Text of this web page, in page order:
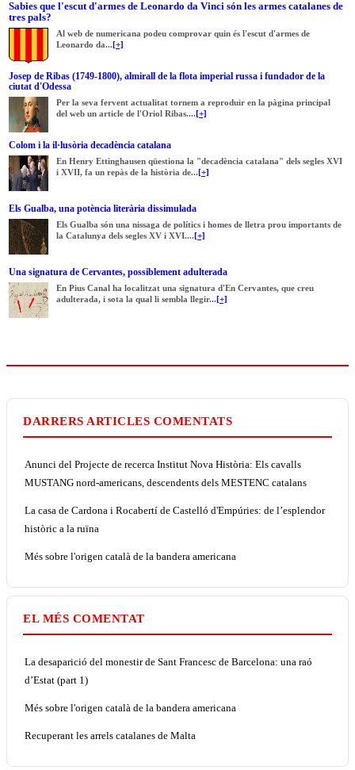
Sabies que l'escut d'armes de Leonardo da Vinci són les armes catalanes de
tres pals?
Al web de numericana podeu comprovar quin és l'escut d'armes de
Leonardo da...[+]
Josep de Ribas (1749-1800), almirall de la flota imperial russa i fundador de la
ciutat d'Odessa
Per la seva fervent actualitat tornem a reproduir en la pàgina principal
del web un article de l'Oriol Ribas....[+]
Colom i la il·lusòria decadència catalana
En Henry Ettinghausen qüestiona la "decadència catalana" dels segles XVI
i XVII, fa un repàs de la història de...[+]
Els Gualba, una potència literària dissimulada
Els Gualba són una nissaga de polítics i homes de lletra prou importants de
la Catalunya dels segles XV i XVI....[+]
Una signatura de Cervantes, possiblement adulterada
En Pius Canal ha localitzat una signatura d'En Cervantes, que creu
adulterada, i sota la qual li sembla llegir...[+]
DARRERS ARTICLES COMENTATS
Anunci del Projecte de recerca Institut Nova Història: Els cavalls
MUSTANG nord-americans, descendents dels MESTENC catalans
La casa de Cardona i Rocabertí de Castelló d'Empúries: de l’esplendor
històric a la ruïna
Més sobre l'origen català de la bandera americana
EL MÉS COMENTAT
La desaparició del monestir de Sant Francesc de Barcelona: una raó
d’Estat (part 1)
Més sobre l'origen català de la bandera americana
Recuperant les arrels catalanes de Malta